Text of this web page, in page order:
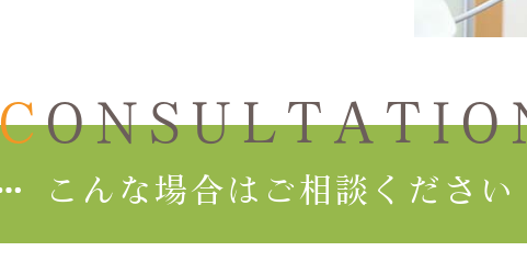
こんな場合はご相談ください